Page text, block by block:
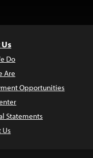
Do
Are
Opportunities
Statements
Us